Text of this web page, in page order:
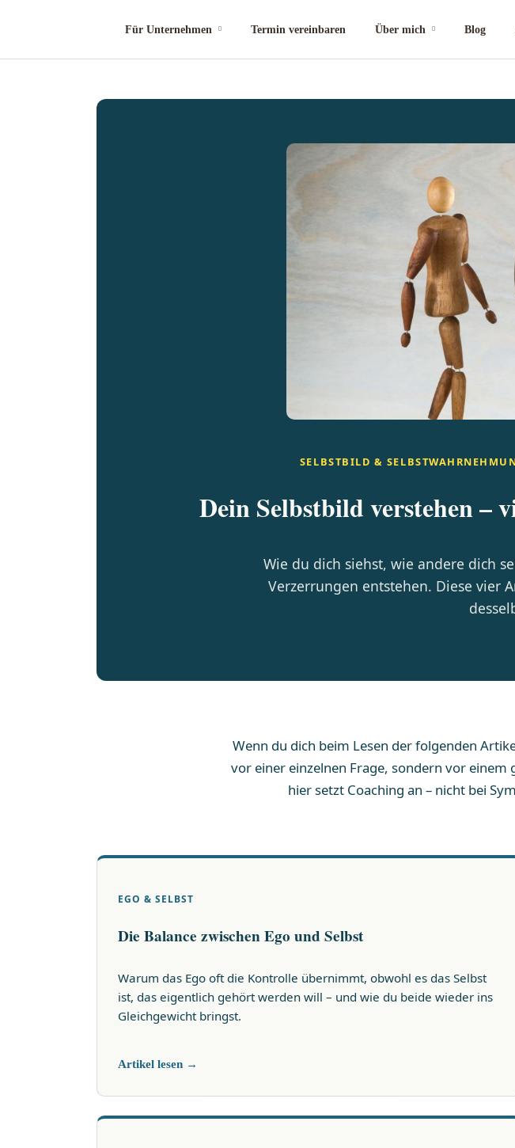
Für Unternehmen Termin vereinbaren Über mich Blog
SELBSTBILD &
Dein Selbstbild verstehen –
Wie du dich siehst, wie andere dich
Verzerrungen entstehen. Diese vier
Wenn du dich beim Lesen der folgenden
vor einer einzelnen Frage, sondern vor
hier setzt Coaching an – nicht bei
EGO & SELBST
Die Balance zwischen Ego und Selbst
Warum das Ego oft die Kontrolle übernimmt, obwohl es das Selbst
ist, das eigentlich gehört werden will – und wie du beide wieder ins
Gleichgewicht bringst.
Artikel lesen